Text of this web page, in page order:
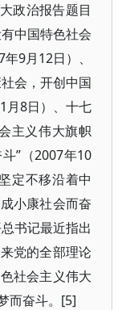
政治报告题目
中国特色社会
9月12日）、
会，开创中国
月8日）、十七
主义伟大旗帜
”（2007年10
定不移沿着中
小康社会而奋
书记最近指出
党的全部理论
社会主义伟大
而奋斗。[5]